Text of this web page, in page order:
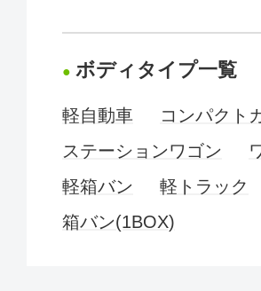
ボディタイプ一覧
軽自動車 コンパクト
ステーションワゴン
軽箱バン
軽トラック
箱バン(1BOX)